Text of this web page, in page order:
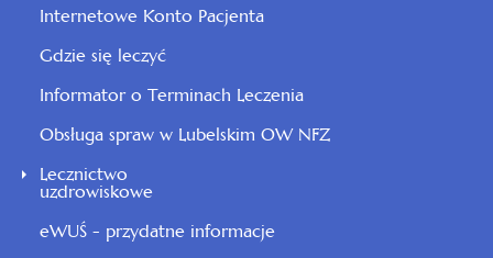
Internetowe Konto Pacjenta
Gdzie się leczyć
Informator o Terminach Leczenia
Obsługa spraw w Lubelskim OW NFZ
Lecznictwo
uzdrowiskowe
eWUŚ - przydatne informacje